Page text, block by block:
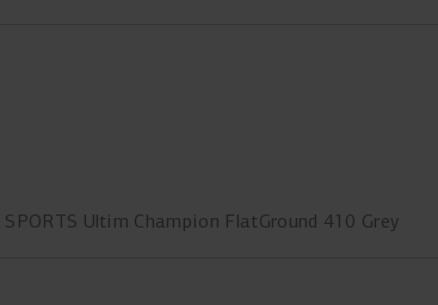
SPORTS Ultim Champion FlatGround 410 Grey